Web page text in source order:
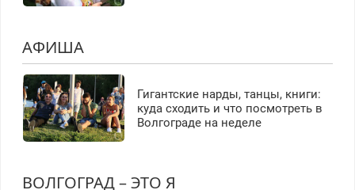
АФИША
Гигантские нарды, танцы, книги:
куда сходить и что посмотреть в
Волгограде на неделе
ВОЛГОГРАД – ЭТО Я